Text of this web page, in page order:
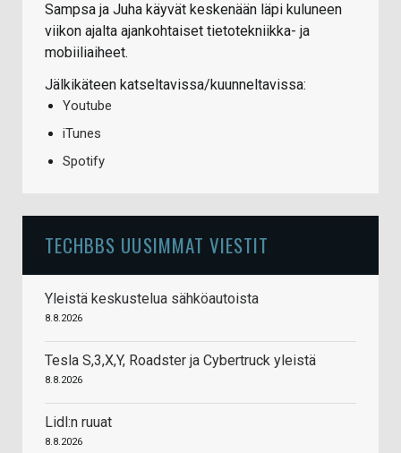
Sampsa ja Juha käyvät keskenään läpi kuluneen
viikon ajalta ajankohtaiset tietotekniikka- ja
mobiiliaiheet.
Jälkikäteen katseltavissa/kuunneltavissa:
Youtube
iTunes
Spotify
TECHBBS UUSIMMAT VIESTIT
Yleistä keskustelua sähköautoista
8.8.2026
Tesla S,3,X,Y, Roadster ja Cybertruck yleistä
8.8.2026
Lidl:n ruuat
8.8.2026